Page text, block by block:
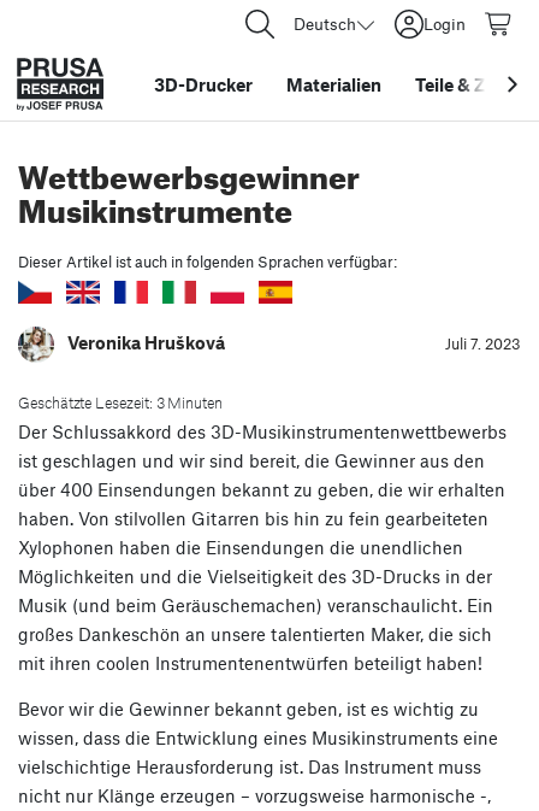
Deutsch Login
3D-Drucker Materialien Teile&
Wettbewerbsgewinner
Musikinstrumente
Dieser Artikel ist auch in folgenden Sprachen verfügbar:
Veronika Hrušková Juli 7. 2023
Geschätzte Lesezeit: 3 Minuten
Der Schlussakkord des 3D-Musikinstrumentenwettbewerbs
ist geschlagen und wir sind bereit, die Gewinner aus den
über 400 Einsendungen bekannt zu geben, die wir erhalten
haben. Von stilvollen Gitarren bis hin zu fein gearbeiteten
Xylophonen haben die Einsendungen die unendlichen
Möglichkeiten und die Vielseitigkeit des 3D-Drucks in der
Musik (und beim Geräuschemachen) veranschaulicht. Ein
großes Dankeschön an unsere talentierten Maker, die sich
mit ihren coolen Instrumentenentwürfen beteiligt haben!
Bevor wir die Gewinner bekannt geben, ist es wichtig zu
wissen, dass die Entwicklung eines Musikinstruments eine
vielschichtige Herausforderung ist. Das Instrument muss
nicht nur Klänge erzeugen – vorzugsweise harmonische -,